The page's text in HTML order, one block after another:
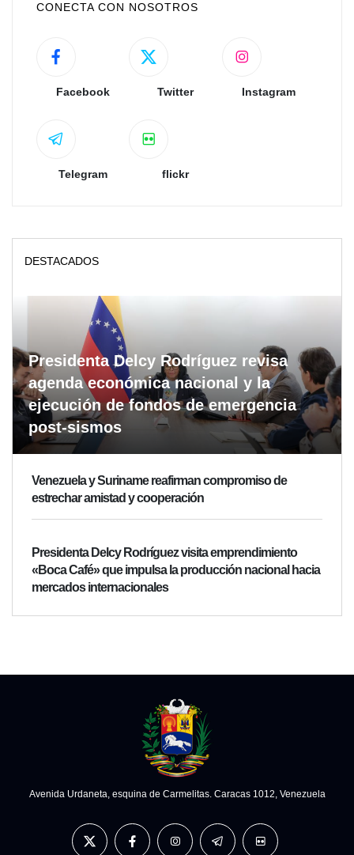
CONECTA CON NOSOTROS
Facebook Twitter Instagram
Telegram flickr
DESTACADOS
Presidenta Delcy Rodríguez revisa
agenda económica nacional y la
ejecución de fondos de emergencia
post-sismos
Venezuela y Suriname reafirman compromiso de
estrechar amistad y cooperación
Presidenta Delcy Rodríguez visita emprendimiento
«Boca Café» que impulsa la producción nacional hacia
mercados internacionales
Avenida Urdaneta, esquina de Carmelitas. Caracas 1012, Venezuela